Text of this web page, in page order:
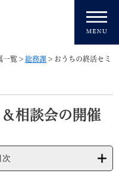
一覧 > 総務課 > おうちの終活セミ
相談会の開催
次